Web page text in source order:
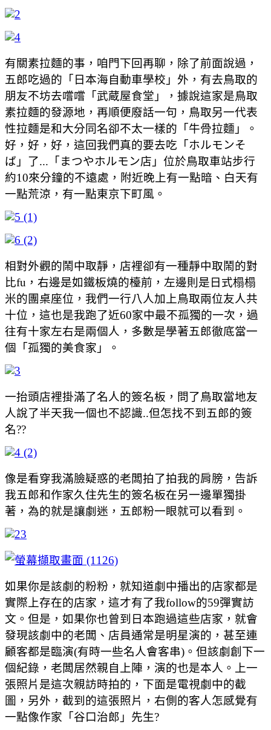
有關素拉麵的事，咱門下回再聊，除了前面說過，
五郎吃過的「日本海自動車學校」外，有去鳥取的
朋友不坊去嚐嚐「武蔵屋食堂」，據說這家是鳥取
素拉麵的發源地，再順便廢話一句，鳥取另一代表
性拉麵是和大分同名卻不太一樣的「牛骨拉麵」。
好，好，好，這回我們真的要去吃「ホルモンそ
ば」了... 「 まつやホルモン店」位於鳥取車站步行
約10來分鐘的不遠處，附近晚上有一點暗、白天有
一點荒涼，有一點東京下町風。
相對外觀的鬧中取靜，店裡卻有一種靜中取鬧的對
比fu，右邊是如鐵板燒的檯前，左邊則是日式榻榻
米的團桌座位，我們一行八人加上鳥取兩位友人共
十位，這也是我跑了近60家中最不孤獨的一次，過
往有十家左右是兩個人，多數是學著五郎徹底當一
個「孤獨的美食家」。
一抬頭店裡掛滿了名人的簽名板，問了鳥取當地友
人說了半天我一個也不認識..但怎找不到五郎的簽
名??
像是看穿我滿臉疑惑的老闆拍了拍我的肩膀，告訴
我五郎和作家久住先生的簽名板在另一邊單獨掛
著，為的就是讓劇迷，五郎粉一眼就可以看到。
如果你是該劇的粉粉，就知道劇中播出的店家都是
實際上存在的店家，這才有了我follow的59彈實訪
文。但是，如果你也曾到日本跑過這些店家，就會
發現該劇中的老闆、店員通常是明星演的，甚至連
顧客都是臨演(有時一些名人會客串)。但該劇創下一
個紀錄，老闆居然親自上陣，演的也是本人。上一
張照片是這次親訪時拍的，下面是電視劇中的截
圖，另外，截到的這張照片，右側的客人怎感覺有
一點像作家「谷口治郎」先生?